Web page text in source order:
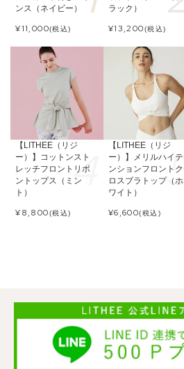
ンス（ネイビー）
¥11,000(税込)
ラック）
¥13,200(税込)
【LITHEE（リジ
ー）】コットンスト
レッチフロントリボ
ントップス（ミン
ト）
¥8,800(税込)
【LITHEE（リジ
ー）】メリルハイテ
ンションフロントク
ロスブラトップ（ホ
ワイト）
¥6,600(税込)